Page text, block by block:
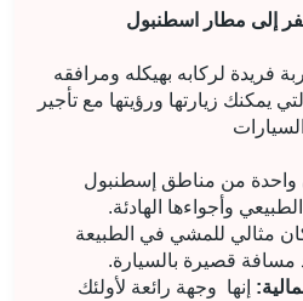
فريدة لركابه بهيكله ومرافقه
يمكنك زيارتها ورؤيتها مع تأجير
واحدة من مناطق إسطنبول
الطبيعي وأجواءها الهادئة.
مثالي للمشي في الطبيعة
مسافة قصيرة بالسيارة.
إنها وجهة رائعة لأولئك